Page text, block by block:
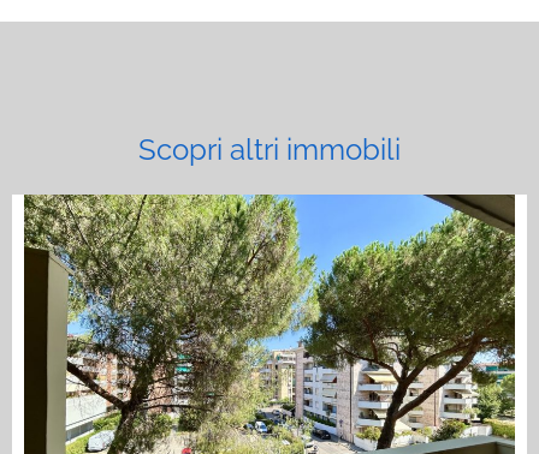
Scopri altri immobili